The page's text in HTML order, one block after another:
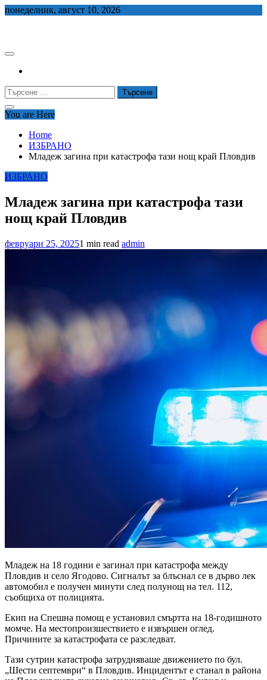
Skip
понеделник, август 10, 2026
Търсене
за:
You are Here
Home
ИЗБРАНО
Младеж загина при катастрофа тази нощ край Пловдив
ИЗБРАНО
Младеж загина при катастрофа тази
нощ край Пловдив
февруари 25, 20251 min read admin
Младеж на 18 години е загинал при катастрофа между
Пловдив и село Ягодово. Сигналът за блъснал се в дърво лек
автомобил е получен минути след полунощ на тел. 112,
съобщиха от полицията.
Екип на Спешна помощ е установил смъртта на 18-годишното
момче. На местопроизшествието е извършен оглед.
Причините за катастрофата се разследват.
Тази сутрин катастрофа затрудняваше движението по бул.
„Шести септември“ в Пловдив. Инцидентът е станал в района